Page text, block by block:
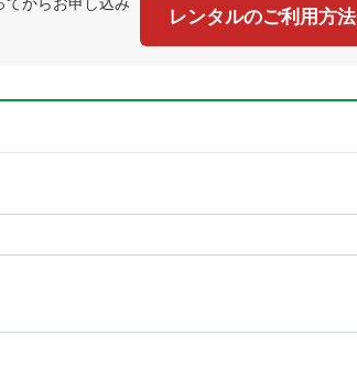
レンタルのご利用方法